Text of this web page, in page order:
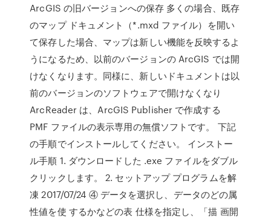
ArcGIS の旧バージョンへの保存 多くの場合、既存
のマップ ドキュメント（*.mxd ファイル）を開い
て保存した場合、マップは新しい機能を反映するよ
うになるため、以前のバージョンの ArcGIS では開
けなくなります。同様に、新しいドキュメントは以
前のバージョンのソフトウェアで開けなくなり
ArcReader は、ArcGIS Publisher で作成する
PMF ファイルの表示専用の無償ソフトです。 下記
の手順でインストールしてください。 インストー
ル手順 1. ダウンロードした .exe ファイルをダブル
クリックします。 2. セットアップ プログラムを解
凍 2017/07/24 ④ データを選択し、データのどの属
性値を使 するかなどの表 仕様を指定し、「描 画開